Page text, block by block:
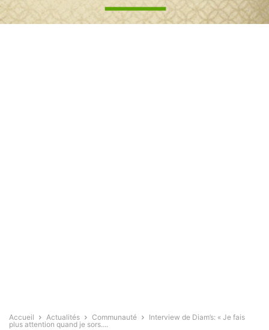
Accueil Actualités Communauté
Interview de Diam’s: « Je fais
plus attention quand je sors....